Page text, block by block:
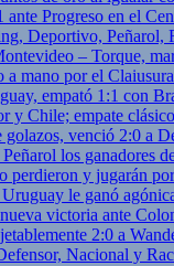
Progreso en el
Deportivo, Peñarol,
– Torque,
a mano por el
empató 1:1 con
y Chile; empate
golazos, venció 2:0 a
los ganadores
y jugarán
le ganó
victoria ante
2:0 a
Nacional y